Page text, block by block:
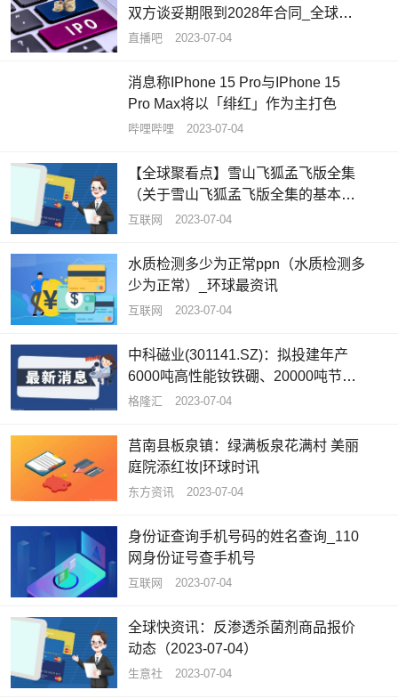
双方谈妥期限到2028年合同_全球要
闻
直播吧 2023-07-04
消息称IPhone 15 Pro与IPhone 15
Pro Max将以「绯红」作为主打色
哔哩哔哩 2023-07-04
【全球聚看点】雪山飞狐孟飞版全集
（关于雪山飞狐孟飞版全集的基本详
情介绍）
互联网 2023-07-04
水质检测多少为正常ppn（水质检测多
少为正常）_环球最资讯
互联网 2023-07-04
中科磁业(301141.SZ)：拟投建年产
6000吨高性能钕铁硼、20000吨节能
电机磁瓦及1500吨粘结磁项目_全球
格隆汇 2023-07-04
莒南县板泉镇：绿满板泉花满村 美丽
庭院添红妆|环球时讯
东方资讯 2023-07-04
身份证查询手机号码的姓名查询_110
网身份证号查手机号
互联网 2023-07-04
全球快资讯：反渗透杀菌剂商品报价
动态（2023-07-04）
生意社 2023-07-04